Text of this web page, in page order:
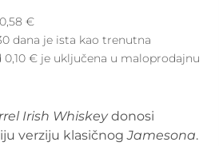
€
dana je ista kao trenutna
0,10 € je uključena u maloprodajnu
Irish Whiskeydonosi
verziju klasičnogJamesona.